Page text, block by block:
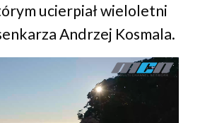
ucierpiał wieloletni
Andrzej Kosmala.